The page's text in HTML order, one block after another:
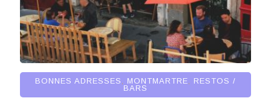
BONNES ADRESSES MONTMARTRE
RESTOS /
BARS